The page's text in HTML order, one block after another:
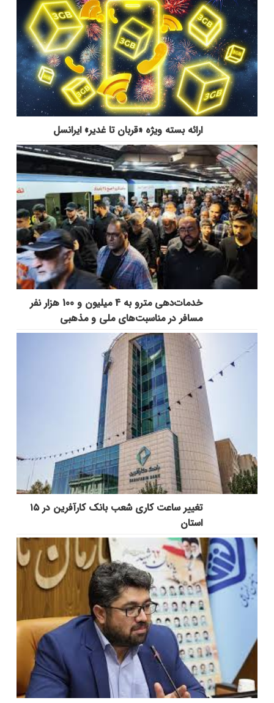
ارائه بسته ویژه «قربان تا غدیر» ایرانسل
خدمات‌دهي مترو به 4 ميليون و 100 هزار نفر
مسافر در مناسبت‌هاي ملي و مذهبي
تغییر ساعت کاری شعب بانک کارآفرین در ۱۵
استان